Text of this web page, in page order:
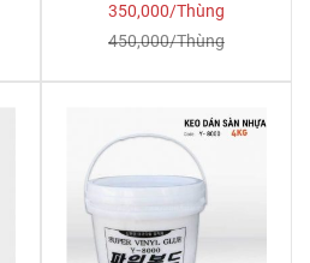
350,000/Thùng
450,000/Thùng